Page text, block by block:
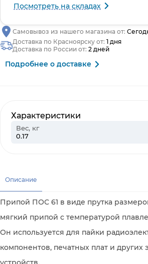
Характеристики
Вес, кг
0.17
Посмотреть на складах
Самовывоз из нашего магазина от:
Доставка по Красноярску от: 1 дня
Доставка по России от: 2 дней
Подробнее о доставке
Описание
Припой ПОС 61 в виде прутка
мягкий припой с температурой
Он используется для пайки
компонентов, печатных плат и других